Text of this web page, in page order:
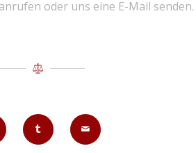
oder uns eine E-Mail senden.